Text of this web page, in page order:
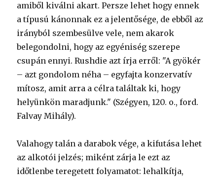
amiből kiválni akart. Persze lehet hogy ennek
a típusú kánonnak ez a jelentősége, de ebből az
irányból szembesülve vele, nem akarok
belegondolni, hogy az egyéniség szerepe
csupán ennyi. Rushdie azt írja erről: "A gyökér
– azt gondolom néha – egyfajta konzervatív
mítosz, amit arra a célra találtak ki, hogy
helyünkön maradjunk." (Szégyen, 120. o., ford.
Falvay Mihály).
Valahogy talán a darabok vége, a kifutása lehet
az alkotói jelzés; miként zárja le ezt az
időtlenbe teregetett folyamatot: lehalkítja,